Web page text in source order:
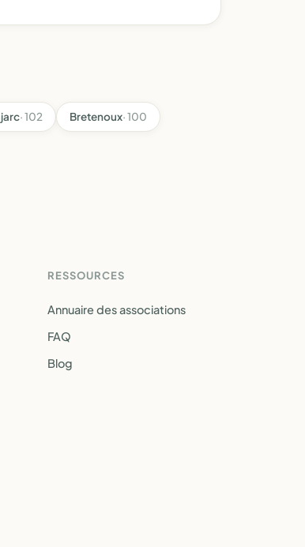
· 102 Bretenoux· 100
RESSOURCES
Annuaire des associations
FAQ
Blog